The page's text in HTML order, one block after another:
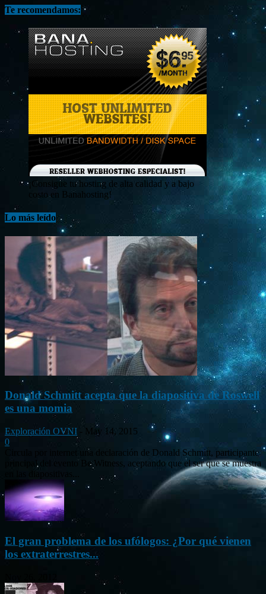
Te recomendamos:
¡Consigue tu hosting de alta calidad y a bajo
costo en Banahosting!
Lo más leído
Donald Schmitt acepta que la diapositiva de Roswell
es una momia
Exploración OVNI - May 14, 2015
0
Circula por internet una declaración de Donald Schmitt, participante
principal del evento Be Witness, aceptando que el ser que se muestra
El gran problema de los ufólogos: ¿Por qué vienen
los extraterrestres...